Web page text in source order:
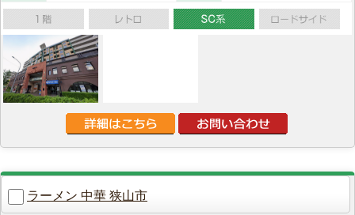
ラーメン 中華 狭山市